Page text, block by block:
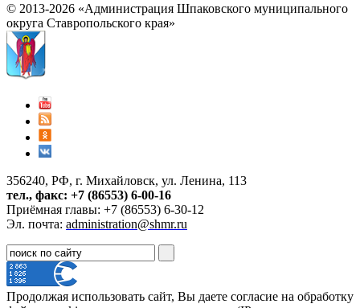
© 2013-2026 «Администрация Шпаковского муниципального
округа Ставропольского края»
356240, РФ, г. Михайловск, ул. Ленина, 113
тел., факс: +7 (86553) 6-00-16
Приёмная главы: +7 (86553) 6-30-12
Эл. почта: administration@shmr.ru
Продолжая использовать сайт, Вы даете согласие на обработку